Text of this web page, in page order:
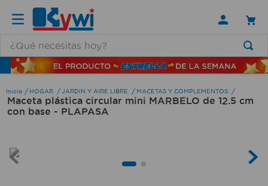
HOGAR JARDIN Y AIRE LIBRE MACETAS Y COMPLEMENTOS
Maceta plástica circular mini MARBELO de 12.5 cm
con base - PLAPASA
TÉRMINOS MÁS BUSCADOS
1 .
lamparas
2.
ducha
4.